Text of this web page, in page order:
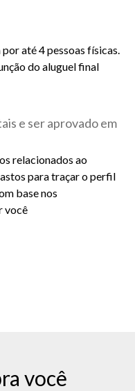
até 4 pessoas físicas.
do aluguel final
e ser aprovado em
relacionados ao
para traçar o perfil
base nos
você
você